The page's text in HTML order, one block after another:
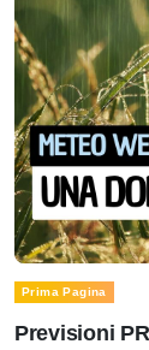
Prima Pagina
Previsioni